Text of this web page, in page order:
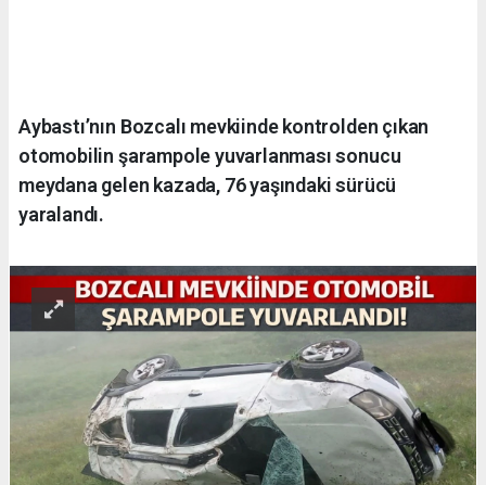
Aybastı’nın Bozcalı mevkiinde kontrolden çıkan
otomobilin şarampole yuvarlanması sonucu
meydana gelen kazada, 76 yaşındaki sürücü
yaralandı.